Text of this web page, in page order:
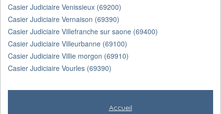
Casier Judiciaire Venissieux (69200)
Casier Judiciaire Vernaison (69390)
Casier Judiciaire Villefranche sur saone (69400)
Casier Judiciaire Villeurbanne (69100)
Casier Judiciaire Villie morgon (69910)
Casier Judiciaire Vourles (69390)
Accueil